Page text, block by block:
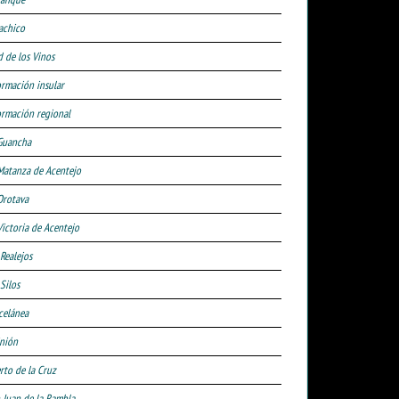
de los Vinos
insular
regional
de Acentejo
de Acentejo
de la Cruz